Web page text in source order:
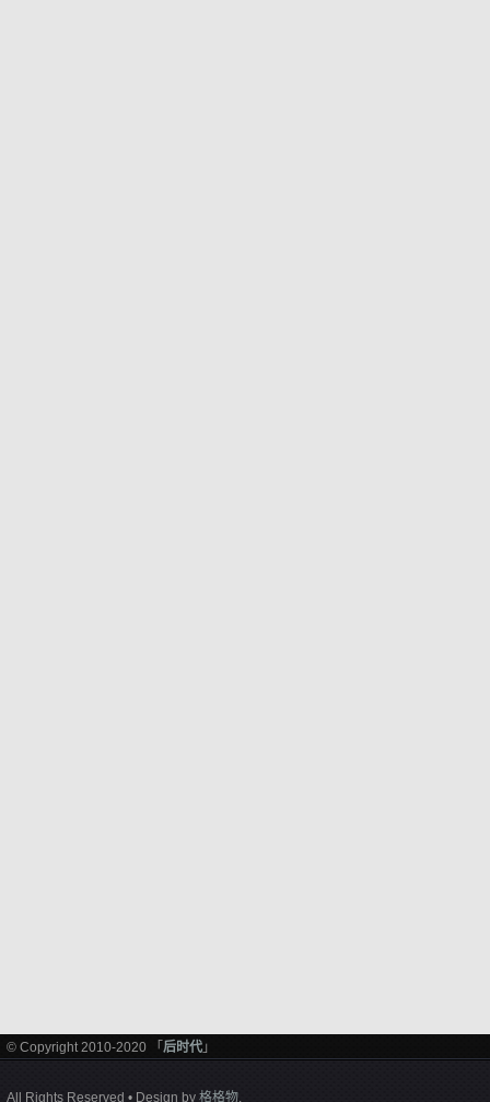
© Copyright 2010-2020 「 后时代 」
All Rights Reserved • Design by 格格物.